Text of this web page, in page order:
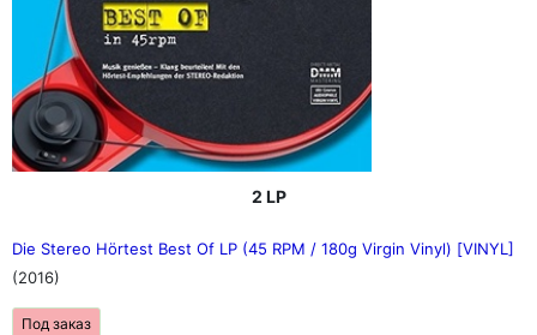
2 LP
Die Stereo Hörtest Best Of LP (45 RPM / 180g Virgin Vinyl) [VINYL]
(2016)
Под заказ